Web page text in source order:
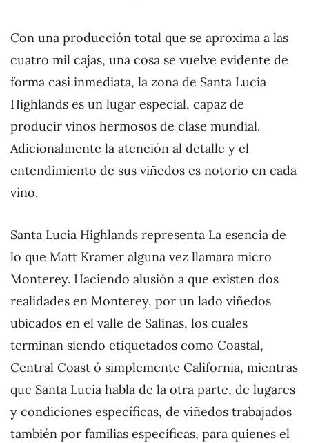
Con una producción total que se aproxima a las
cuatro mil cajas, una cosa se vuelve evidente de
forma casi inmediata, la zona de Santa Lucía
Highlands es un lugar especial, capaz de
producir vinos hermosos de clase mundial.
Adicionalmente la atención al detalle y el
entendimiento de sus viñedos es notorio en cada
vino.
Santa Lucia Highlands representa La esencia de
lo que Matt Kramer alguna vez llamara micro
Monterey. Haciendo alusión a que existen dos
realidades en Monterey, por un lado viñedos
ubicados en el valle de Salinas, los cuales
terminan siendo etiquetados como Coastal,
Central Coast ó simplemente California, mientras
que Santa Lucia habla de la otra parte, de lugares
y condiciones específicas, de viñedos trabajados
también por familias específicas, para quienes el